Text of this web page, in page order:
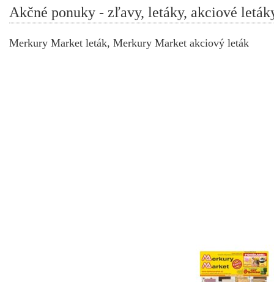
Akčné ponuky - zľavy, letáky, akciové
Merkury Market leták, Merkury Market akciový leták